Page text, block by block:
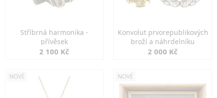
Stříbrná harmonika -
přívěsek
2 100 Kč
Konvolut prvorepublikových
broží a náhrdelníku
2 000 Kč
NOVÉ NOVÉ